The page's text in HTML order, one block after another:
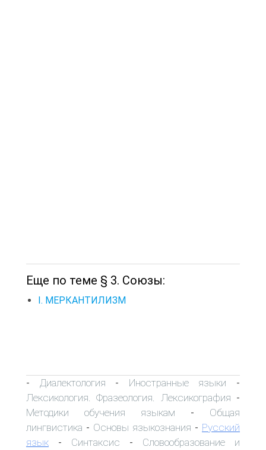
Еще по теме § 3. Союзы:
I. МЕРКАНТИЛИЗМ
- Диалектология - Иностранные языки -
Лексикология. Фразеология. Лексикография -
Методики обучения языкам - Общая
лингвистика - Основы языкознания - Русский
язык - Синтаксис - Словообразование и